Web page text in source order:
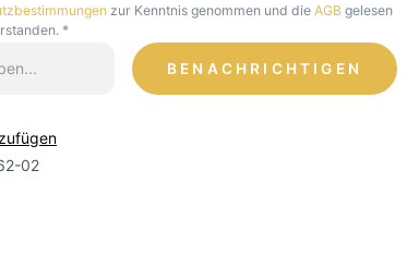
zur Kenntnis genommen und die AGB gelesen
*
BENACHRICHTIGEN
02